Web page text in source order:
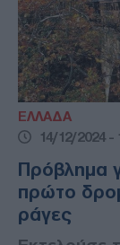
ΕΛΛΑΔΑ
14/12/2024 -
Πρόβλημα
πρώτο
ράγες